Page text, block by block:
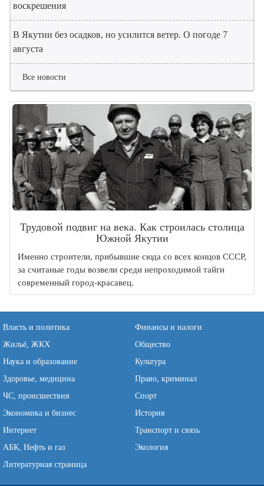
воскрешения
В Якутии без осадков, но усилится ветер. О погоде 7
августа
Все новости
Трудовой подвиг на века. Как строилась столица
Южной Якутии
Именно строители, прибывшие сюда со всех концов СССР,
за считаные годы возвели среди непроходимой тайги
современный город-красавец.
Власть и политика
Финансы и налоги
Жильё, ЖКХ
Общество
Наука и образование
Культура
Здоровье, медицина
Право, криминал
ЧС, происшествия
Спорт
Экономика и бизнес
История
Интернет
Транспорт и связь
АБК, Нефть и газ
Экология
Литературная страница